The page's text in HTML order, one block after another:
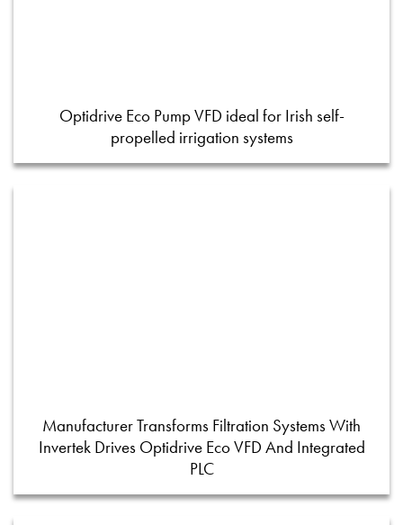
Optidrive Eco Pump VFD ideal for Irish self-
propelled irrigation systems
Manufacturer Transforms Filtration Systems With
Invertek Drives Optidrive Eco VFD And Integrated
PLC